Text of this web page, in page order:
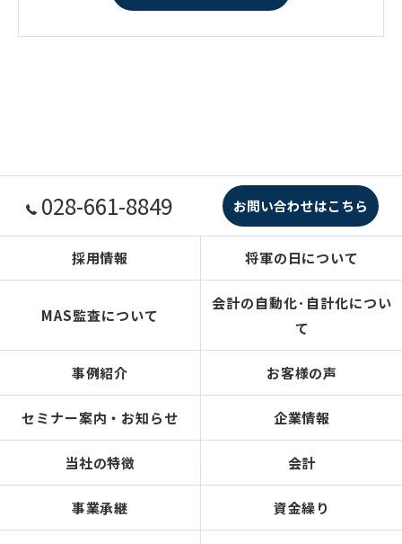
028-661-8849 お問い合わせはこちら
採用情報 将軍の日について
MAS監査について
会計の自動化･自計化につい
て
事例紹介 お客様の声
セミナー案内・お知らせ 企業情報
当社の特徴 会計
事業承継 資金繰り